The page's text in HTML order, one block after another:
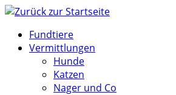
Zum
springenFundtiere
Vermittlungen
Hunde
Katzen
Nager und Co